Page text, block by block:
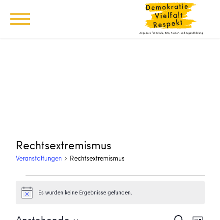
Rechtsextremismus
Veranstaltungen Rechtsextremismus
Veranstaltungen
HinweisEs wurden keine Ergebnisse gefunden.